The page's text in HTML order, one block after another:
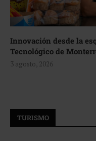
Innovación desde la
Tecnológico de
3 agosto, 2026
TURISMO